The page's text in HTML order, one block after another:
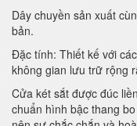
Dây chuyền sản xuất
bản.
Đặc tính: Thiết kế với
không gian lưu trữ rộng
Cửa két sắt được đúc
chuẩn hình bậc thang